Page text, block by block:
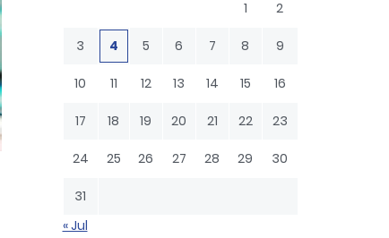
1 2
3 4 5 6 7 8 9
10 11 12 13 14 15 16
17 18 19 20 21 22 23
24 25 26 27 28 29 30
31
« Jul